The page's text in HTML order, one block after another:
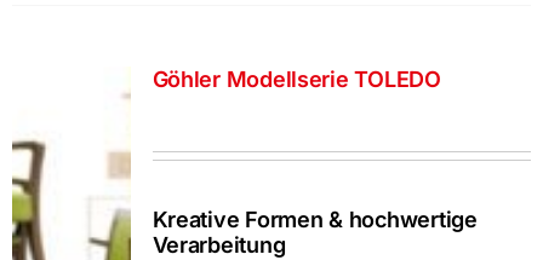
Göhler Modellserie TOLEDO
Kreative Formen & hochwertige
Verarbeitung